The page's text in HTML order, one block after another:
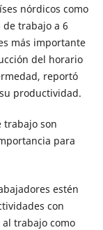
nórdicos como
trabajo a 6
más importante
del horario
reportó
productividad.
trabajo son
para
estén
con
trabajo como